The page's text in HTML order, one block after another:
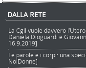
DALLA RETE
La Cgil vuole davvero
Daniela Dioguardi e
16.9.2019]
Le parole e i corpi: una
NoiDonne]